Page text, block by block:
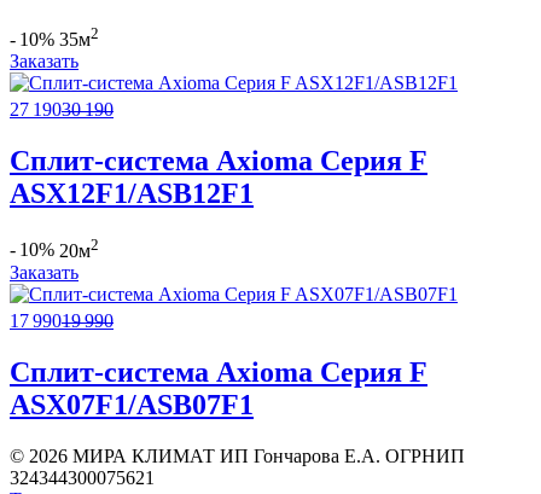
- 10% 35м2
Заказать
27 19030 190
Сплит-система Axioma Серия F
ASX12F1/ASB12F1
- 10% 20м2
Заказать
17 99019 990
Сплит-система Axioma Серия F
ASX07F1/ASB07F1
© 2026 МИРА КЛИМАТ ИП Гончарова Е.А. ОГРНИП
324344300075621